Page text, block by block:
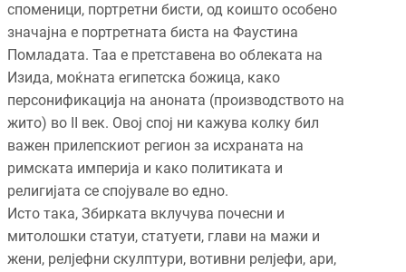
споменици, портретни бисти, од коишто особено
значајна е портретната биста на Фаустина
Помладата. Таа е претставена во облеката на
Изида, моќната египетска божица, како
персонификација на аноната (производството на
жито) во II век. Овој спој ни кажува колку бил
важен прилепскиот регион за исхраната на
римската империја и како политиката и
религијата се спојувале во едно.
Исто така, Збирката вклучува почесни и
митолошки статуи, статуети, глави на мажи и
жени, релјефни скулптури, вотивни релјефи, ари,